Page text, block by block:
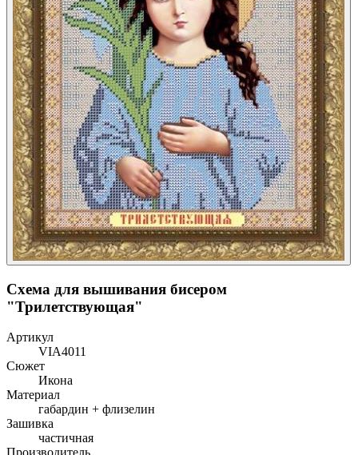
Схема для вышивания бисером
"Трилетствующая"
Артикул
VIA4011
Сюжет
Икона
Материал
габардин + флизелин
Зашивка
частичная